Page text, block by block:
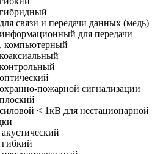
связи и передачи данных (медь)
для передачи
компьютерный
пожарной сигнализации
< 1кВ для нестационарной